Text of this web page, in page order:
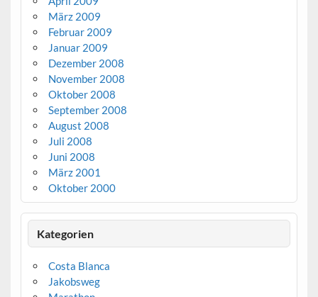
März 2009
Februar 2009
Januar 2009
Dezember 2008
November 2008
Oktober 2008
September 2008
August 2008
Juli 2008
Juni 2008
März 2001
Oktober 2000
Kategorien
Costa Blanca
Jakobsweg